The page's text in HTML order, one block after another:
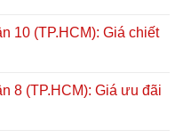
10 (TP.HCM): Giá chiết
8 (TP.HCM): Giá ưu đãi